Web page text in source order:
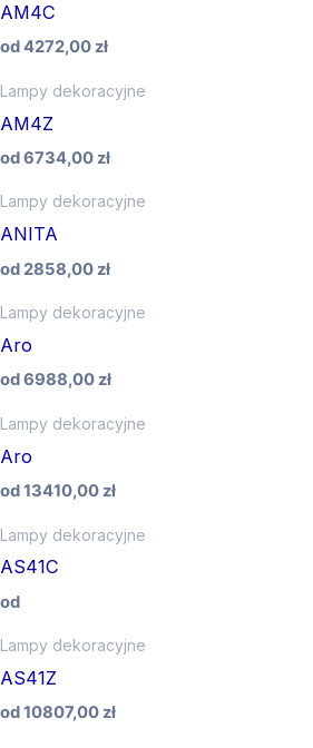
AM4C
od 4272,00 zł
Lampy dekoracyjne
AM4Z
od6734,00 zł
Lampy dekoracyjne
ANITA
od 2858,00 zł
Lampy dekoracyjne
Aro
od 6988,00 zł
Lampy dekoracyjne
Aro
od13410,00 zł
Lampy dekoracyjne
AS41C
od
Lampy dekoracyjne
AS41Z
od 10807,00 zł